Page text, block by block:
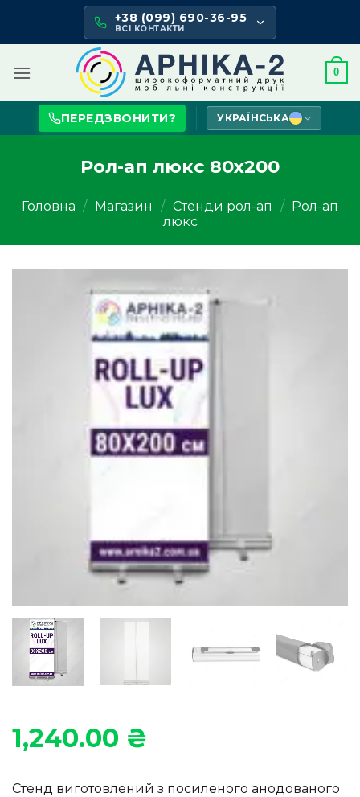
content
+38 (099) 690-36-95
ВСІ КОНТАКТИ
0
ПЕРЕДЗВОНИТИ? УКРАЇНСЬКА
Рол-ап люкс 80х200
Головна / Магазин / Стенди рол-ап / Рол-ап
люкс
1,240.00 ₴
Стенд виготовлений з посиленого анодованого